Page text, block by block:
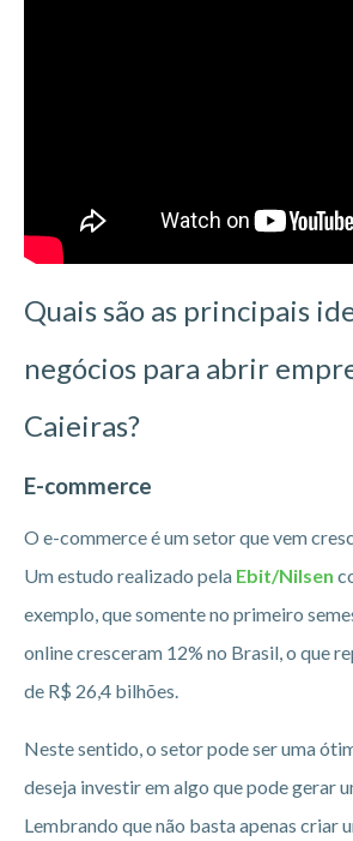
Quais são as principais
negócios para abrir
Caieiras?
E-commerce
O e-commerce é um setor que vem
Um estudo realizado pela Ebit/Nilsen
exemplo, que somente no primeiro
online cresceram 12% no Brasil, o que
de R$ 26,4 bilhões.
Neste sentido, o setor pode ser uma
deseja investir em algo que pode gerar
Lembrando que não basta apenas criar